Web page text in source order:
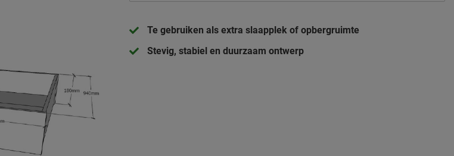
Te gebruiken als extra slaapplek of opbergruimte
Stevig, stabiel en duurzaam ontwerp